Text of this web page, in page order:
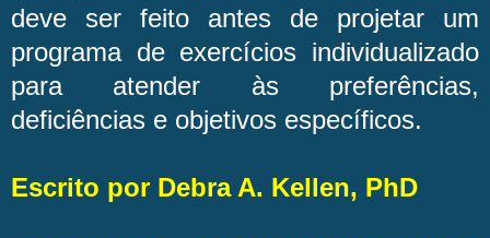
deve ser feito antes de projetar um
programa de exercícios individualizado
para atender às preferências,
deficiências e objetivos específicos.
Escrito por Debra A. Kellen, PhD